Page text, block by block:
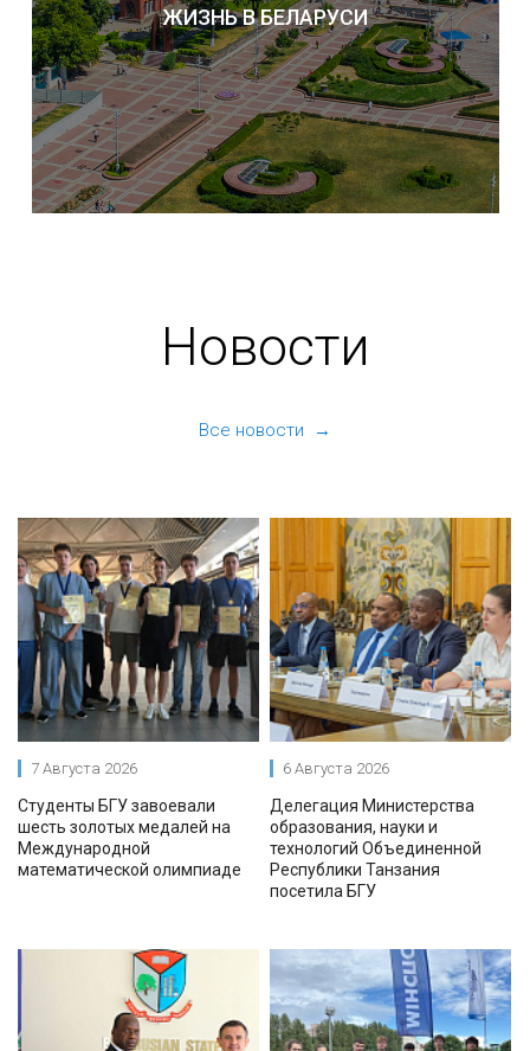
ЖИЗНЬ В БЕЛАРУСИ
Новости
Все новости →
7 Августа 2026
Студенты БГУ завоевали
шесть золотых медалей на
Международной
математической олимпиаде
6 Августа 2026
Делегация Министерства
образования, науки и
технологий Объединенной
Республики Танзания
посетила БГУ